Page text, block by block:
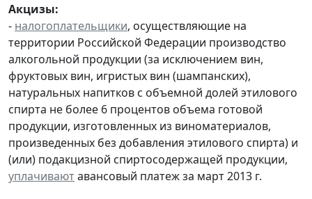
Акцизы:
- налогоплательщики, осуществляющие на
территории Российской Федерации производство
алкогольной продукции (за исключением вин,
фруктовых вин, игристых вин (шампанских),
натуральных напитков с объемной долей этилового
спирта не более 6 процентов объема готовой
продукции, изготовленных из виноматериалов,
произведенных без добавления этилового спирта) и
(или) подакцизной спиртосодержащей продукции,
уплачиваютавансовый платеж за март 2013 г.